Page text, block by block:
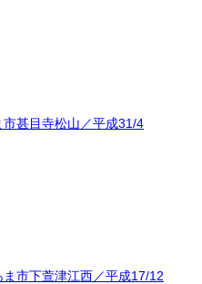
甚目寺松山／平成31/4
市下萱津江西／平成17/12